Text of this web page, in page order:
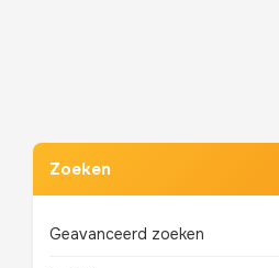
Zoeken
Geavanceerd zoeken